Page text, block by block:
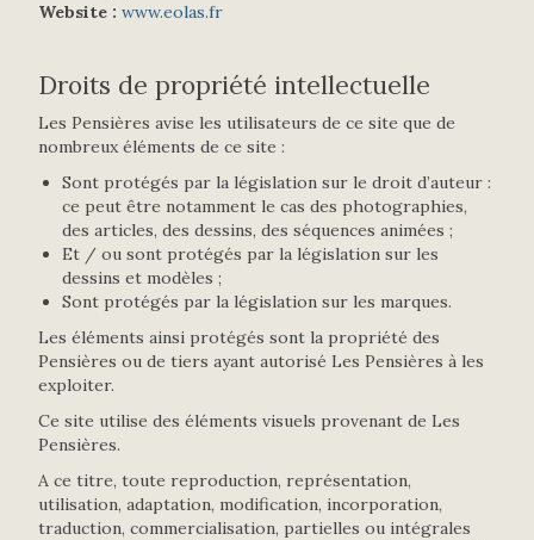
Website : www.eolas.fr
Droits de propriété intellectuelle
Les Pensières avise les utilisateurs de ce site que de
nombreux éléments de ce site :
Sont protégés par la législation sur le droit d’auteur :
ce peut être notamment le cas des photographies,
des articles, des dessins, des séquences animées ;
Et / ou sont protégés par la législation sur les
dessins et modèles ;
Sont protégés par la législation sur les marques.
Les éléments ainsi protégés sont la propriété des
Pensières ou de tiers ayant autorisé Les Pensières à les
exploiter.
Ce site utilise des éléments visuels provenant de Les
Pensières.
A ce titre, toute reproduction, représentation,
utilisation, adaptation, modification, incorporation,
traduction, commercialisation, partielles ou intégrales